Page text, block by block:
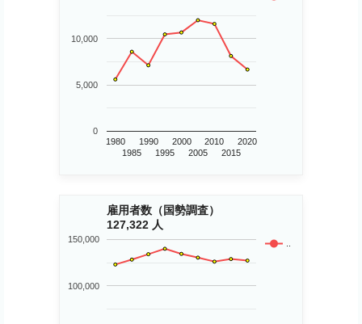
1980
1985
1990
1995
2000
2005
2010
2015
2020
0
5,000
10,000
雇用者数（国勢調査）
127,322 人
..
100,000
150,000